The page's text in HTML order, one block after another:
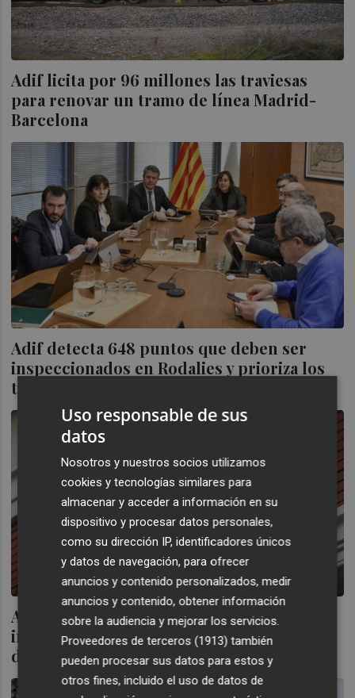
Adif licita por 96 millones las traviesas
para renovar un tramo de línea Madrid-
Barcelona
Adif detecta 648 puntos que deben ser
inspeccionados en Rodalies y prioriza los
tramos costeros
Adif contrata por 8,2 millones de euros la
inspección de los pantógrafos en las vías
de alta velocidad
Uso responsable de sus
datos
Nosotros y nuestros socios utilizamos
cookies y tecnologías similares para
almacenar y acceder a información en su
dispositivo y procesar datos personales,
como su dirección IP, identificadores únicos
y datos de navegación, para ofrecer
anuncios y contenido personalizados, medir
anuncios y contenido, obtener información
sobre la audiencia y mejorar los servicios.
Proveedores de terceros (1913) también
pueden procesar sus datos para estos y
otros fines, incluido el uso de datos de